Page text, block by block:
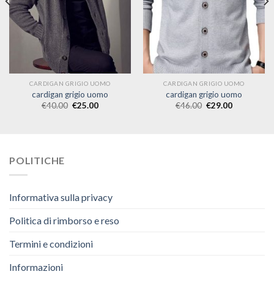
CARDIGAN GRIGIO UOMO
cardigan grigio uomo
€40.00 €25.00
CARDIGAN GRIGIO UOMO
cardigan grigio uomo
€46.00 €29.00
POLITICHE
Informativa sulla privacy
Politica di rimborso e reso
Termini e condizioni
Informazioni